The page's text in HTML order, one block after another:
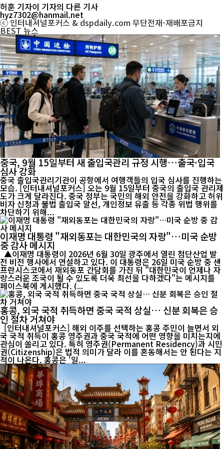
허훈 기자이 기자의 다른 기사
hyz7302@hanmail.net
ⓒ 인터내셔널포커스 & dspdaily.com 무단전재-재배포금지
BEST뉴스
중국, 9월 15일부터 새 출입국관리 규정 시행…출국·입국
심사 강화
중국 출입국관리기관이 공항에서 여행객들의 입국 심사를 진행하는
모습. [인터내셔널포커스] 오는 9월 15일부터 중국의 출입국 관리제
도가 크게 달라진다. 중국 정부는 국민의 해외 안전을 강화하고 허위
비자 신청과 불법 출입국 알선, 개인정보 유출 등 각종 위법 행위를
차단하기 위해...
이재명 대통령 "재외동포는 대한민국의 자랑"…미국 순방
중 감사 메시지
▲이재명 대통령이 2026년 6월 30일 광주에서 열린 첨단산업 발
전 비전 행사에서 연설하고 있다. 이 대통령은 26일 미국 순방 중 샌
프란시스코에서 재외동포 간담회를 가진 뒤 "대한민국이 언제나 자
랑스러운 조국이 될 수 있도록 더욱 최선을 다하겠다"는 메시지를
페이스북에 게시했다. (...
홍콩, 외국 국적 취득하면 중국 국적 상실… 신분 회복은 승
인 절차 거쳐야
[인터내셔널포커스] 해외 이주를 선택하는 홍콩 주민이 늘면서 외
국 국적 취득이 홍콩 영주권과 중국 국적에 어떤 영향을 미치는지에
관심이 쏠리고 있다. 특히 영주권(Permanent Residency)과 시민
권(Citizenship)은 법적 의미가 달라 이를 혼동해서는 안 된다는 지
적이 나온다. 홍콩은 '일...